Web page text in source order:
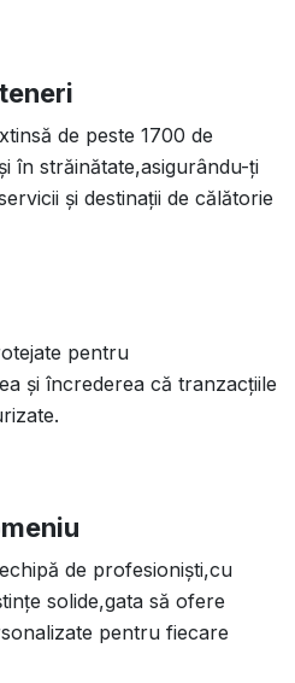
de peste 1700 de
în străinătate,asigurându-ți
și destinații de călătorie
pentru
și încrederea că tranzacțiile
de profesioniști,cu
solide,gata să ofere
pentru fiecare